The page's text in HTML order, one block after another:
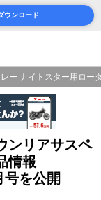
ウンロード
ー ナイトスター用ロー
ンリアサスペ
情報
号を公開